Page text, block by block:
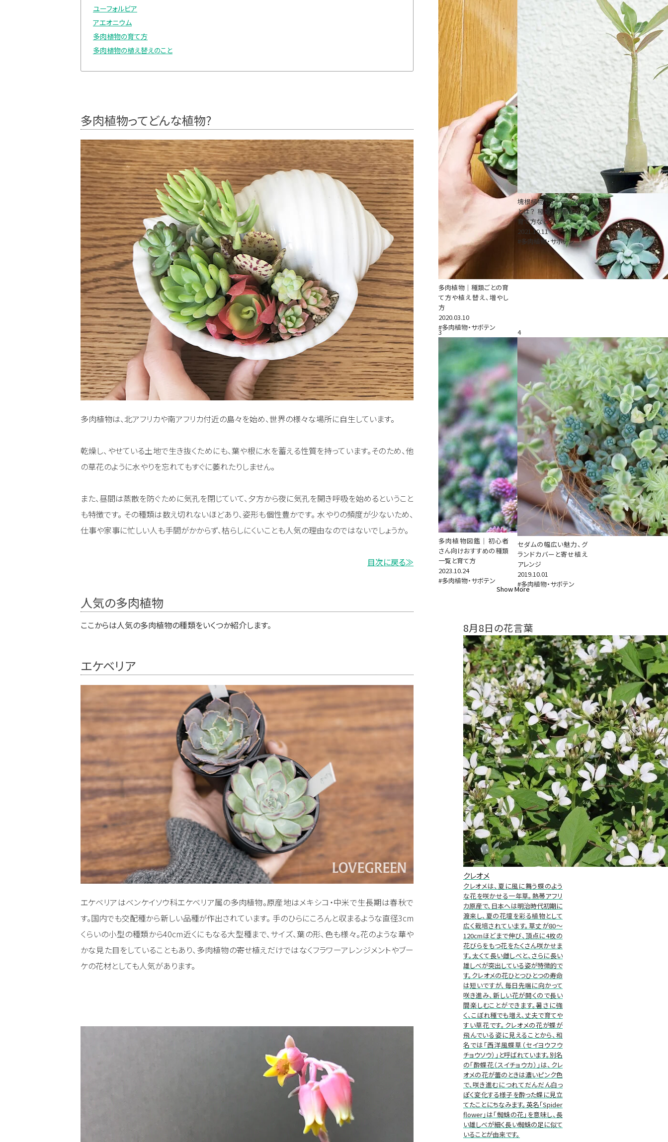
ユーフォルビア
アエオニウム
多肉植物の育て方
多肉植物の植え替えのこと
多肉植物ってどんな植物?
多肉植物は、北アフリカや南アフリカ付近の島々を始め、世界の様々な場所に自生しています。
乾燥し、やせている土地で生き抜くためにも、葉や根に水を蓄える性質を持っています。そのため、他
の草花のように水やりを忘れてもすぐに萎れたりしません。
また、昼間は蒸散を防ぐために気孔を閉じていて、夕方から夜に気孔を開き呼吸を始めるということ
も特徴です。 その種類は数え切れないほどあり、姿形も個性豊かです。 水やりの頻度が少ないため、
仕事や家事に忙しい人も手間がかからず、枯らしにくいことも人気の理由なのではないでしょうか。
目次に戻る≫
人気の多肉植物
ここからは人気の多肉植物の種類をいくつか紹介します。
エケベリア
エケベリアはベンケイソウ科エケベリア属の多肉植物。原産地はメキシコ・中米で生長期は春秋で
す。国内でも交配種から新しい品種が作出されています。 手のひらにころんと収まるような直径3cm
くらいの小型の種類から40cm近くにもなる大型種まで、サイズ、葉の形、色も様々。花のような華や
かな見た目をしていることもあり、多肉植物の寄せ植えだけではなくフラワーアレンジメントやブー
ケの花材としても人気があります。
多肉植物｜種類ごとの育
て方や植え替え、増やし
方
2020.03.10
#多肉植物・サボテン
塊根植物（コーデックス）
とは？ 種類、季節ごとの
育て方など
2021.10.11
#多肉植物・サボテン
3
多肉植物図鑑｜初心者
さん向けおすすめの種類
一覧と育て方
2023.10.24
#多肉植物・サボテン
4
セダムの幅広い魅力、グ
ランドカバーと寄せ植え
アレンジ
2019.10.01
#多肉植物・サボテン
Show More
8月8日の花言葉
クレオメ
クレオメは、夏に風に舞う蝶のよう
な花を咲かせる一年草。熱帯アフリ
カ原産で、日本へは明治時代初期に
渡来し、夏の花壇を彩る植物として
広く栽培されています。草丈が80～
120cmほどまで伸び、頂点に4枚の
花びらをもつ花をたくさん咲かせま
す。太くて長い雌しべと、さらに長い
雄しべが突出している姿が特徴的で
す。クレオメの花ひとつひとつの寿命
は短いですが、毎日先端に向かって
咲き進み、新しい花が開くので長い
間楽しむことができます。暑さに強
く、こぼれ種でも増え、丈夫で育てや
すい草花です。クレオメの花が蝶が
飛んでいる姿に見えることから、和
名では「西洋風蝶草（セイヨウフウ
チョウソウ）」と呼ばれています。別名
の「酔蝶花（スイチョウカ）」は、クレ
オメの花が蕾のときは濃いピンク色
で、咲き進むにつれてだんだん白っ
ぽく変化する様子を酔った蝶に見立
てたことにちなみます。英名「Spider
flower」は「蜘蛛の花」を意味し、長
い雄しべが細く長い蜘蛛の足に似て
いることが由来です。